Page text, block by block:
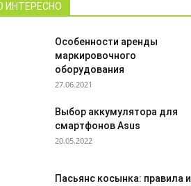
ИНТЕРЕСНО
Особенности аренды
маркировочного
оборудования
27.06.2021
Выбор аккумулятора для
смартфонов Asus
20.05.2022
Пасьянс косынка: правила и